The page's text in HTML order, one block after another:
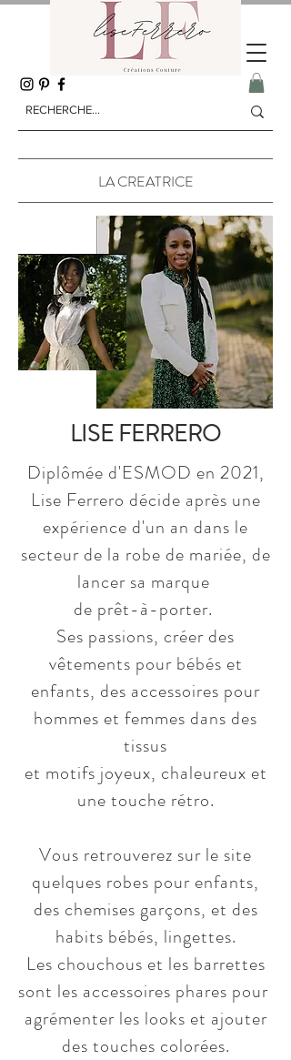
LA CREATRICE
LISE FERRERO
Diplômée d'ESMOD en 2021,
Lise Ferrero décide après une
expérience d'un an dans le
secteur de la robe de mariée, de
lancer sa marque
de prêt-à-porter.
Ses passions, créer des
vêtements pour bébés et
enfants, des accessoires pour
hommes et femmes dans des
tissus
et motifs joyeux, chaleureux et
une touche rétro.
Vous retrouverez sur le site
quelques robes pour enfants,
des chemises garçons, et des
habits bébés, lingettes.
Les chouchous et les barrettes
sont les accessoires phares pour
agrémenter les looks et ajouter
des touches colorées.